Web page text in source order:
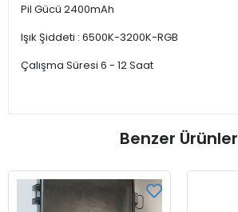
Pil Gücü 2400mAh
Işık Şiddeti : 6500K-3200K-RGB
Çalışma Süresi 6 - 12 Saat
Benzer Ürünler